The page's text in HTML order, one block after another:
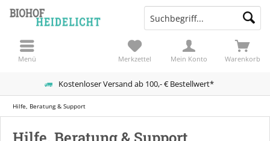
Kostenloser Versand ab 100,- € Bestellwert*
Warenkorb
Merkzettel Mein Konto
Menü
Hilfe, Beratung & Support